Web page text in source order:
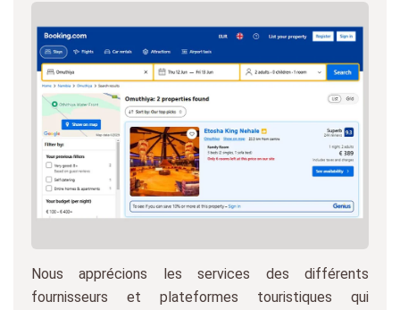
Nous apprécions les services des différents
fournisseurs et plateformes touristiques qui